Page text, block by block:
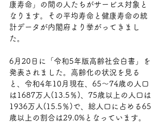
康寿命」の間の人たちがサービス対象と
なります。その平均寿命と健康寿命の統
計データが内閣府より挙がってきまし
た。
6月20日に「令和5年版高齢社会白書」を
発表されました。高齢化の状況を見る
と、令和4年10月現在、65～74歳の人口
は1687万人(13.5％)、75歳以上の人口は
1936万人(15.5％)で、総人口に占める65
歳以上の割合は29.0%となっています。